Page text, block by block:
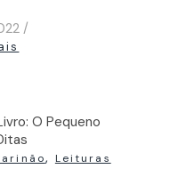
/
, Leituras